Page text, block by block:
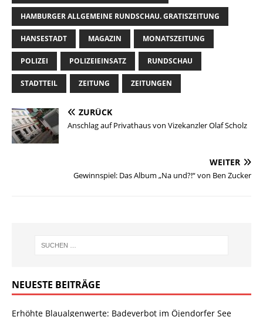
HAMBURGER ALLGEMEINE RUNDSCHAU. GRATISZEITUNG
HANSESTADT MAGAZIN MONATSZEITUNG
POLIZEI POLIZEIEINSATZ RUNDSCHAU
STADTTEIL ZEITUNG ZEITUNGEN
ZURÜCK
Anschlag auf Privathaus von Vizekanzler Olaf Scholz
WEITER
Gewinnspiel: Das Album „Na und?!“ von Ben Zucker
NEUESTE BEITRÄGE
Erhöhte Blaualgenwerte: Badeverbot im Öjendorfer See